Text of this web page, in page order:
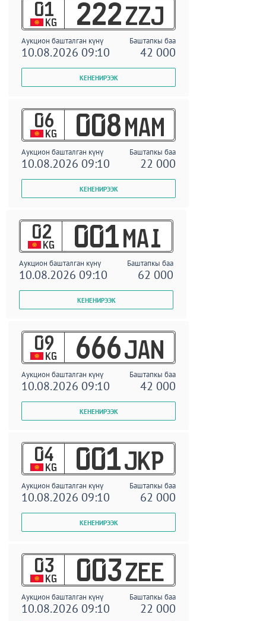
01
KG 222 ZZJ
Аукцион башталган күнү Баштапкы баа
10.08.2026 09:10 42 000
06
KG 008 MAM
Аукцион башталган күнү Баштапкы баа
10.08.2026 09:10 22 000
02
KG 001 MAI
Аукцион башталган күнү Баштапкы баа
10.08.2026 09:10 62 000
09
KG 666 JAN
Аукцион башталган күнү Баштапкы баа
10.08.2026 09:10 42 000
04
KG 001 JKP
Аукцион башталган күнү Баштапкы баа
10.08.2026 09:10 62 000
03
KG 003 ZEE
Аукцион башталган күнү Баштапкы баа
10.08.2026 09:10 22 000